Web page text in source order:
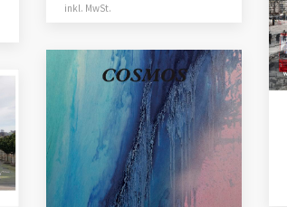
inkl. MwSt.